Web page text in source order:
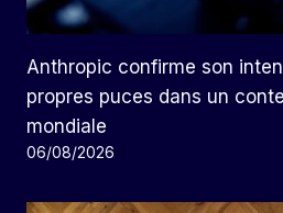
Anthropic confirme son
propres puces dans un
mondiale
06/08/2026